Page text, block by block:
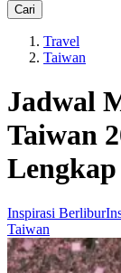
Cari
Travel
Taiwan
Jadwal
Taiwan
Inspirasi Berlibur
Taiwan